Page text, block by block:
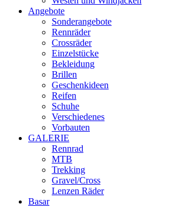
Angebote
Sonderangebote
Rennräder
Crossräder
Einzelstücke
Bekleidung
Brillen
Geschenkideen
Reifen
Schuhe
Verschiedenes
Vorbauten
GALERIE
Rennrad
MTB
Trekking
Gravel/Cross
Lenzen Räder
Basar